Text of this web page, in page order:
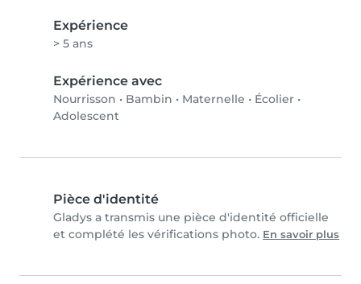
Expérience
> 5 ans
Expérience avec
Nourrisson • Bambin • Maternelle • Écolier •
Adolescent
Pièce d'identité
Gladys a transmis une pièce d'identité officielle
et complété les vérifications photo. En savoir plus